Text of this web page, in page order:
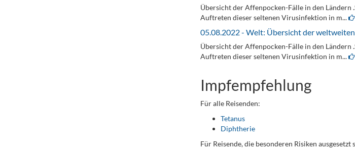
Übersicht der Affenpocken-Fälle in den
Auftreten dieser seltenen Virusinfektion in m...
05.08.2022 - Welt: Übersicht der
Übersicht der Affenpocken-Fälle in den
Auftreten dieser seltenen Virusinfektion in m...
Impfempfehlung
Für alle Reisenden:
Tetanus
Diphtherie
Für Reisende, die besonderen Risiken ausgesetzt